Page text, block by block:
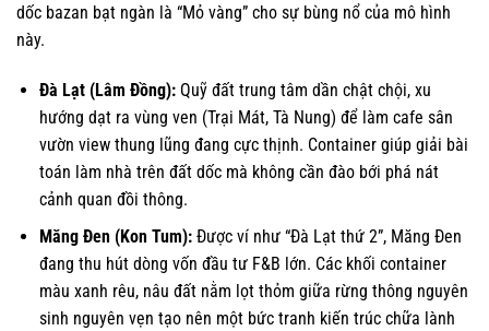
dốc bazan bạt ngàn là “Mỏ vàng” cho sự bùng nổ của mô hình
này.
Đà Lạt (Lâm Đồng):Quỹ đất trung tâm dần chật chội, xu
hướng dạt ra vùng ven (Trại Mát, Tà Nung) để làm cafe sân
vườn view thung lũng đang cực thịnh. Container giúp giải bài
toán làm nhà trên đất dốc mà không cần đào bới phá nát
cảnh quan đồi thông.
Măng Đen (Kon Tum):Được ví như “Đà Lạt thứ 2”, Măng Đen
đang thu hút dòng vốn đầu tư F&B lớn. Các khối container
màu xanh rêu, nâu đất nằm lọt thỏm giữa rừng thông nguyên
sinh nguyên vẹn tạo nên một bức tranh kiến trúc chữa lành